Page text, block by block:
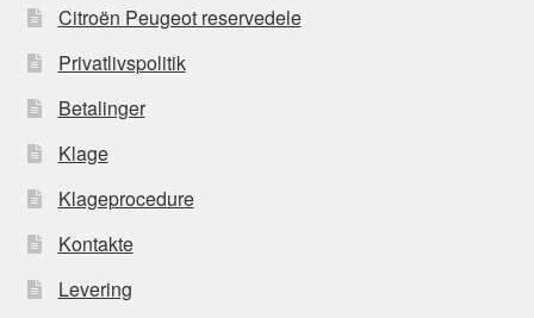
Citroën Peugeot reservedele
Privatlivspolitik
Betalinger
Klage
Klageprocedure
Kontakte
Levering